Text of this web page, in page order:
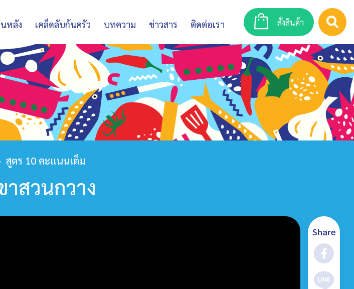
หลัง เคล็ดลับก้นครัว บทความ ข่าวสาร ติดต่อเรา สั่งสินค้า
สูตร 10 คะแนนเต็ม
าสวนกวาง
Share